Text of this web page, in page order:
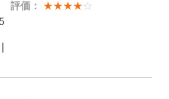
評価： ★★★★ ☆